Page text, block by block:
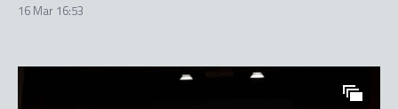
16 Mar 16:53